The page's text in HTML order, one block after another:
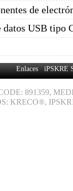
de
datos USB tipo
EnlacesiPSKRE
891359,
KRECO®,